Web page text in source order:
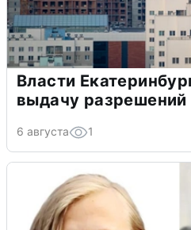
Власти
выдачу разрешений
6 августа 1